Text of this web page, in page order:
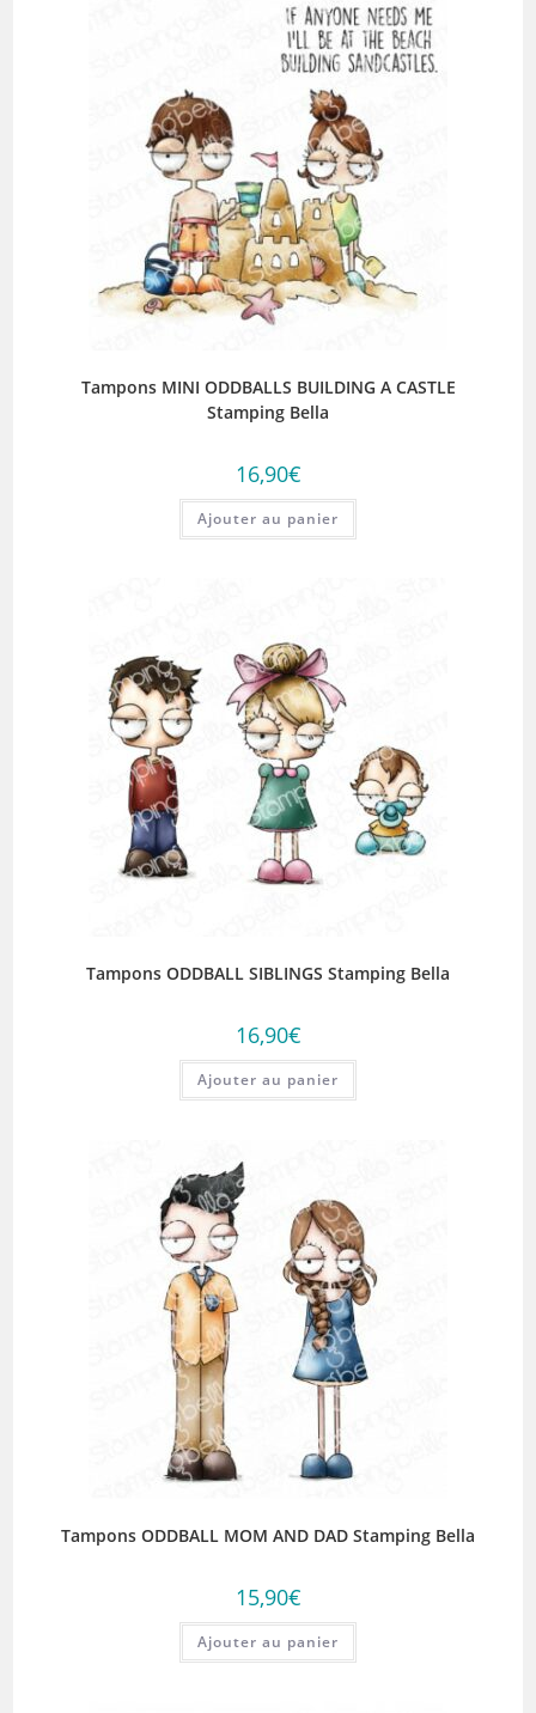
Tampons MINI ODDBALLS BUILDING A CASTLE
Stamping Bella
16,90€
Ajouter au panier
Tampons ODDBALL SIBLINGS Stamping Bella
16,90€
Ajouter au panier
Tampons ODDBALL MOM AND DAD Stamping Bella
15,90€
Ajouter au panier